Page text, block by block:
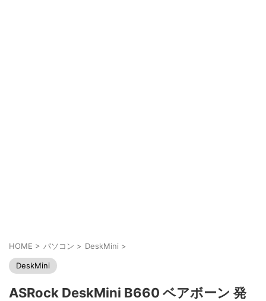
HOME > パソコン > DeskMini >
DeskMini
ASRock DeskMini B660 ベアボーン 発